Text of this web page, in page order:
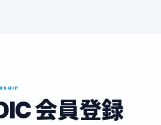
会員登録